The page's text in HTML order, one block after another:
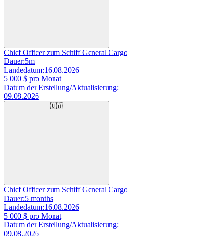
Chief Officer zum Schiff General Cargo
Dauer:5m
Landedatum:16.08.2026
5 000 $ pro Monat
Datum der Erstellung/Aktualisierung:
09.08.2026
🇺🇦
Chief Officer zum Schiff General Cargo
Dauer:5 months
Landedatum:16.08.2026
5 000 $ pro Monat
Datum der Erstellung/Aktualisierung:
09.08.2026